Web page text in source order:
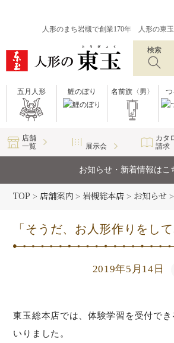
人形のまち岩槻で創業170年 人形の東玉
検索
五月人形 鯉のぼり 名前旗〈男〉 つ
店舗
一覧
展示会
カタ
請求
お知らせ・新着情報はこ
TOP > 店舗案内 > 岩槻総本店 > お知らせ >
「そうだ、お人形作りをして
2019年5月14日
東玉総本店では、体験学習を受付でき
いりました。